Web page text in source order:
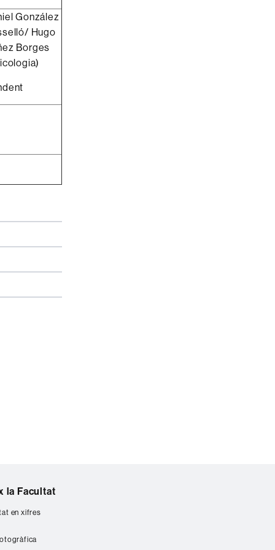
González
Hugo
Borges
la Facultat
en xifres